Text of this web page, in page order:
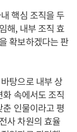
핵심 조직을 두
해, 내부 조직 효
확보하겠다는 판
탕으로 내부 상
속에서도 조직
인물이라고 평
사 차원의 효율